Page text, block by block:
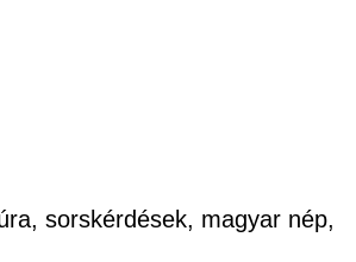
sorskérdések, magyar nép,